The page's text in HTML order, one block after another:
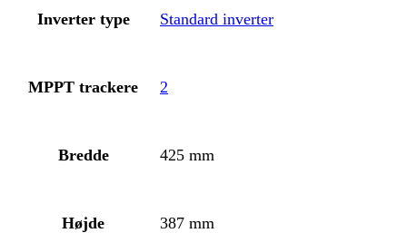
Inverter type Standard inverter
MPPT trackere 2
Bredde 425 mm
Højde 387 mm